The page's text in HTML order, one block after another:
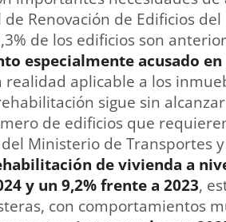
de Renovación de Edificios
de los edificios son
especialmente acusado
realidad aplicable a los
sigue sin
de edificios que
Ministerio de Transportes
de vivienda a
y un 9,2% frente a 2023,
con comportamientos